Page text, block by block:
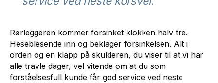
Rørleggeren kommer forsinket klokken halv tre.
Heseblesende inn og beklager forsinkelsen. Alt i
orden og en klapp på skulderen, du viser til at vi har
alle travle dager, vel vitende om at du som
forståelsesfull kunde får god service ved neste